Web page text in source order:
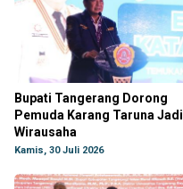
Bupati Tangerang Dorong
Pemuda Karang Taruna Jadi
Wirausaha
Kamis, 30 Juli 2026